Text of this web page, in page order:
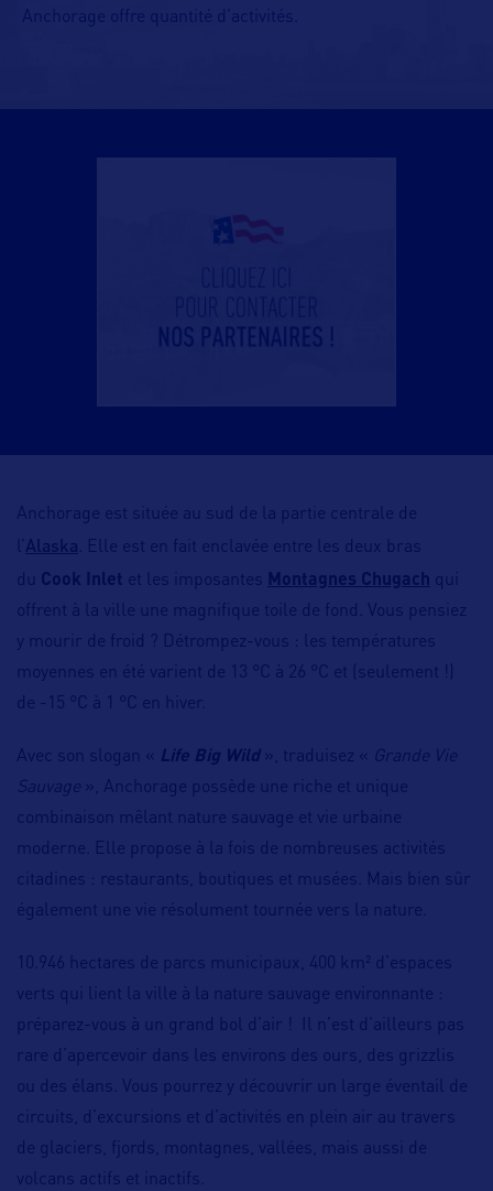
Anchorage offre quantité d’activités.
Anchorage est située au sud de la partie centrale de
l’ Alaska . Elle est en fait enclavée entre les deux bras
du Cook Inlet et les imposantes Montagnes Chugach qui
offrent à la ville une magnifique toile de fond. Vous pensiez
y mourir de froid ? Détrompez-vous : les températures
moyennes en été varient de 13 °C à 26 °C et (seulement !)
de -15 °C à 1 °C en hiver.
Avec son slogan « Life Big Wild», traduisez «
Grande Vie
Sauvage
», Anchorage possède une riche et unique
combinaison mêlant nature sauvage et vie urbaine
moderne. Elle propose à la fois de nombreuses activités
citadines : restaurants, boutiques et musées. Mais bien sûr
également une vie résolument tournée vers la nature.
10.946 hectares de parcs municipaux, 400 km² d’espaces
verts qui lient la ville à la nature sauvage environnante :
préparez-vous à un grand bol d’air ! Il n’est d’ailleurs pas
rare d’apercevoir dans les environs des ours, des grizzlis
ou des élans. Vous pourrez y découvrir un large éventail de
circuits, d’excursions et d’activités en plein air au travers
de glaciers, fjords, montagnes, vallées, mais aussi de
volcans actifs et inactifs.